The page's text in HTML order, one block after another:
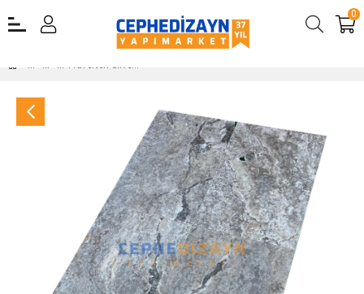
0
Traverten Silver Premium